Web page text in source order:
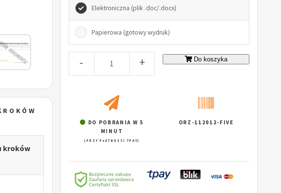
kroków
Elektroniczna (plik .doc/.docx)
Papierowa (gotowy wydruk)
- + Do koszyka
DO POBRANIA W 5
MINUT
(PRZY PŁATNOŚCI TPAY)
ORZ-112012-FIVE